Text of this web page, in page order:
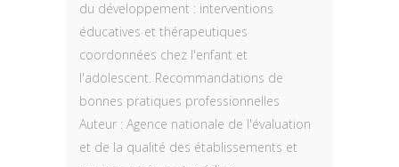
du développement : interventions
éducatives et thérapeutiques
coordonnées chez l'enfant et
l'adolescent. Recommandations de
bonnes pratiques professionnelles
Auteur : Agence nationale de l'évaluation
et de la qualité des établissements et